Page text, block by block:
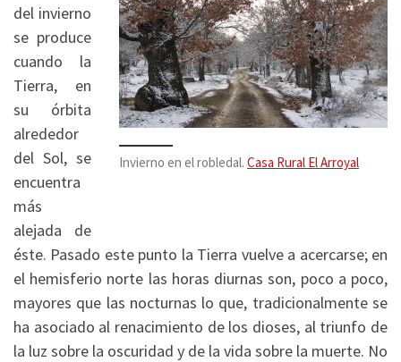
Invierno en el robledal. Casa Rural El Arroyal
del invierno
se produce
cuando la
Tierra, en
su órbita
alrededor
del Sol, se
encuentra
más
alejada de
éste. Pasado este punto la Tierra vuelve a acercarse; en
el hemisferio norte las horas diurnas son, poco a poco,
mayores que las nocturnas lo que, tradicionalmente se
ha asociado al renacimiento de los dioses, al triunfo de
la luz sobre la oscuridad y de la vida sobre la muerte. No